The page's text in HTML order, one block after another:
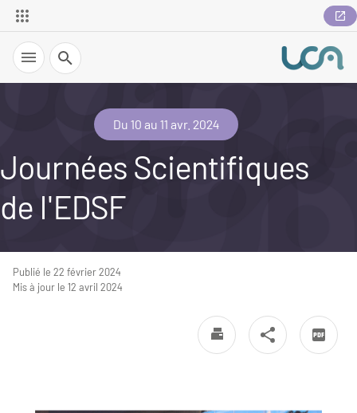
Recherche
Du 10 au 11 avr. 2024
Journées Scientifiques
de l'EDSF
Publié le 22 février 2024
Mis à jour le 12 avril 2024